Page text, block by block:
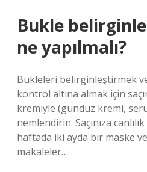
Bukle
ne yapılmalı?
Bukleleri belirginleştirmek
kontrol altına almak için
kremiyle (gündüz kremi,
nemlendirin. Saçınıza
haftada iki ayda bir maske
makaleler…